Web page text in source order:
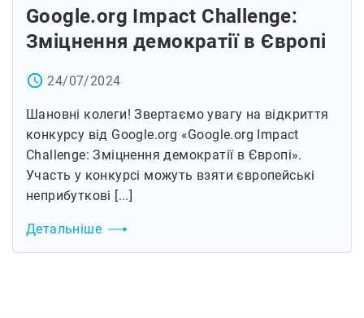
Google.org Impact Challenge:
Зміцнення демократії в Європі
access_time 24/07/2024
Шановні колеги! Звертаємо увагу на відкриття
конкурсу від Google.org «Google.org Impact
Challenge: Зміцнення демократії в Європі».
Участь у конкурсі можуть взяти європейські
неприбуткові [...]
Детальніше